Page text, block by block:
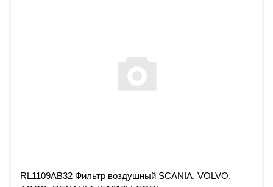
RL1109AB32 Фильтр воздушный SCANIA, VOLVO,